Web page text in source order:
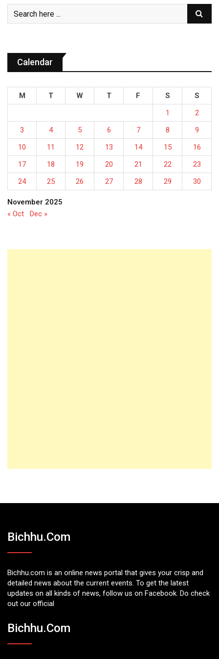
Calendar
November 2025
M T W T F S
S
1
2
3
4 5 6 7 8
9
10
11 12 13 14 15
16
17
18 19 20 21 22
23
24
25 26 27 28 29 30
« Oct Dec »
Bichhu.com
Bichhu.com is an online news portal that gives your crisp and
detailed news about the current events. To get the latest
updates on all kinds of news, follow us on Facebook. Do check
out our official
Bichhu.com